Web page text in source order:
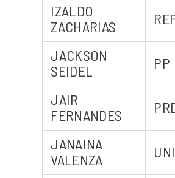
IZALDO
ZACHARIAS
JACKSON
SEIDEL
PP
JAIR
FERNANDES
JANAINA
VALENZA